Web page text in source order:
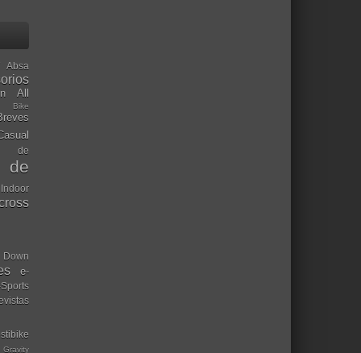
Absa
All
Bike
de
de
Down
e-
Gravity